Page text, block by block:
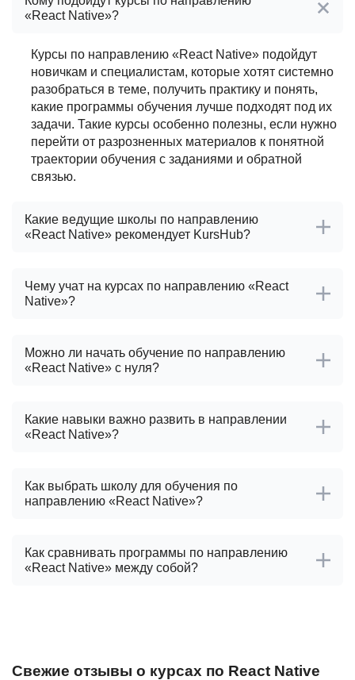
«React Native»?
Курсы по направлению «React Native» подойдут
новичкам и специалистам, которые хотят системно
разобраться в теме, получить практику и понять,
какие программы обучения лучше подходят под их
задачи. Такие курсы особенно полезны, если нужно
перейти от разрозненных материалов к понятной
траектории обучения с заданиями и обратной
связью.
Какие ведущие школы по направлению
«React Native» рекомендует KursHub?
Чему учат на курсах по направлению «React
Native»?
Можно ли начать обучение по направлению
«React Native» с нуля?
Какие навыки важно развить в направлении
«React Native»?
Как выбрать школу для обучения по
направлению «React Native»?
Как сравнивать программы по направлению
«React Native» между собой?
Свежие отзывы о курсах по React Native